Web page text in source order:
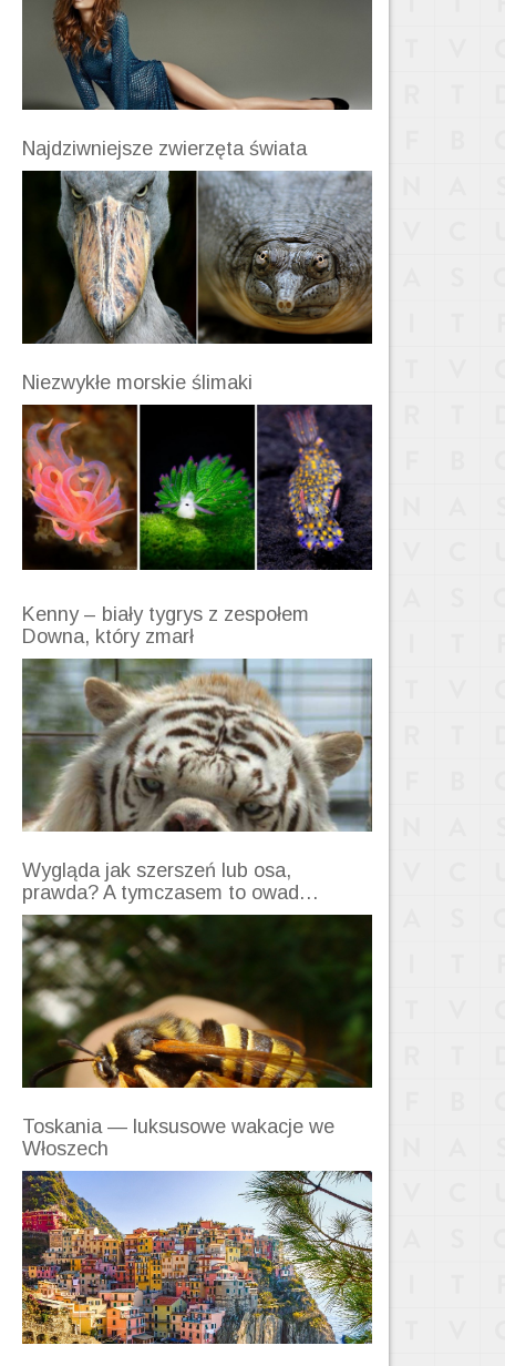
Najdziwniejsze zwierzęta świata
Niezwykłe morskie ślimaki
Kenny – biały tygrys z zespołem
Downa, który zmarł
Wygląda jak szerszeń lub osa,
prawda? A tymczasem to owad…
Toskania — luksusowe wakacje we
Włoszech